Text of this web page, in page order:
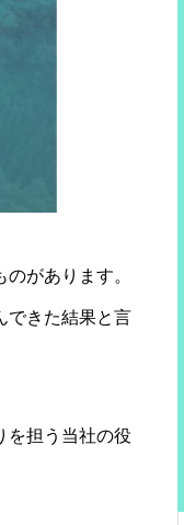
があります。
できた結果と言
を担う当社の役